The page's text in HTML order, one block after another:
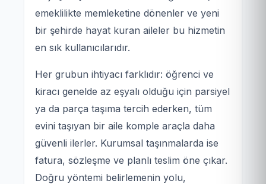
emeklilikte memleketine dönenler ve yeni
bir şehirde hayat kuran aileler bu hizmetin
en sık kullanıcılarıdır.
Her grubun ihtiyacı farklıdır: öğrenci ve
kiracı genelde az eşyalı olduğu için parsiyel
ya da parça taşıma tercih ederken, tüm
evini taşıyan bir aile komple araçla daha
güvenli ilerler. Kurumsal taşınmalarda ise
fatura, sözleşme ve planlı teslim öne çıkar.
Doğru yöntemi belirlemenin yolu,